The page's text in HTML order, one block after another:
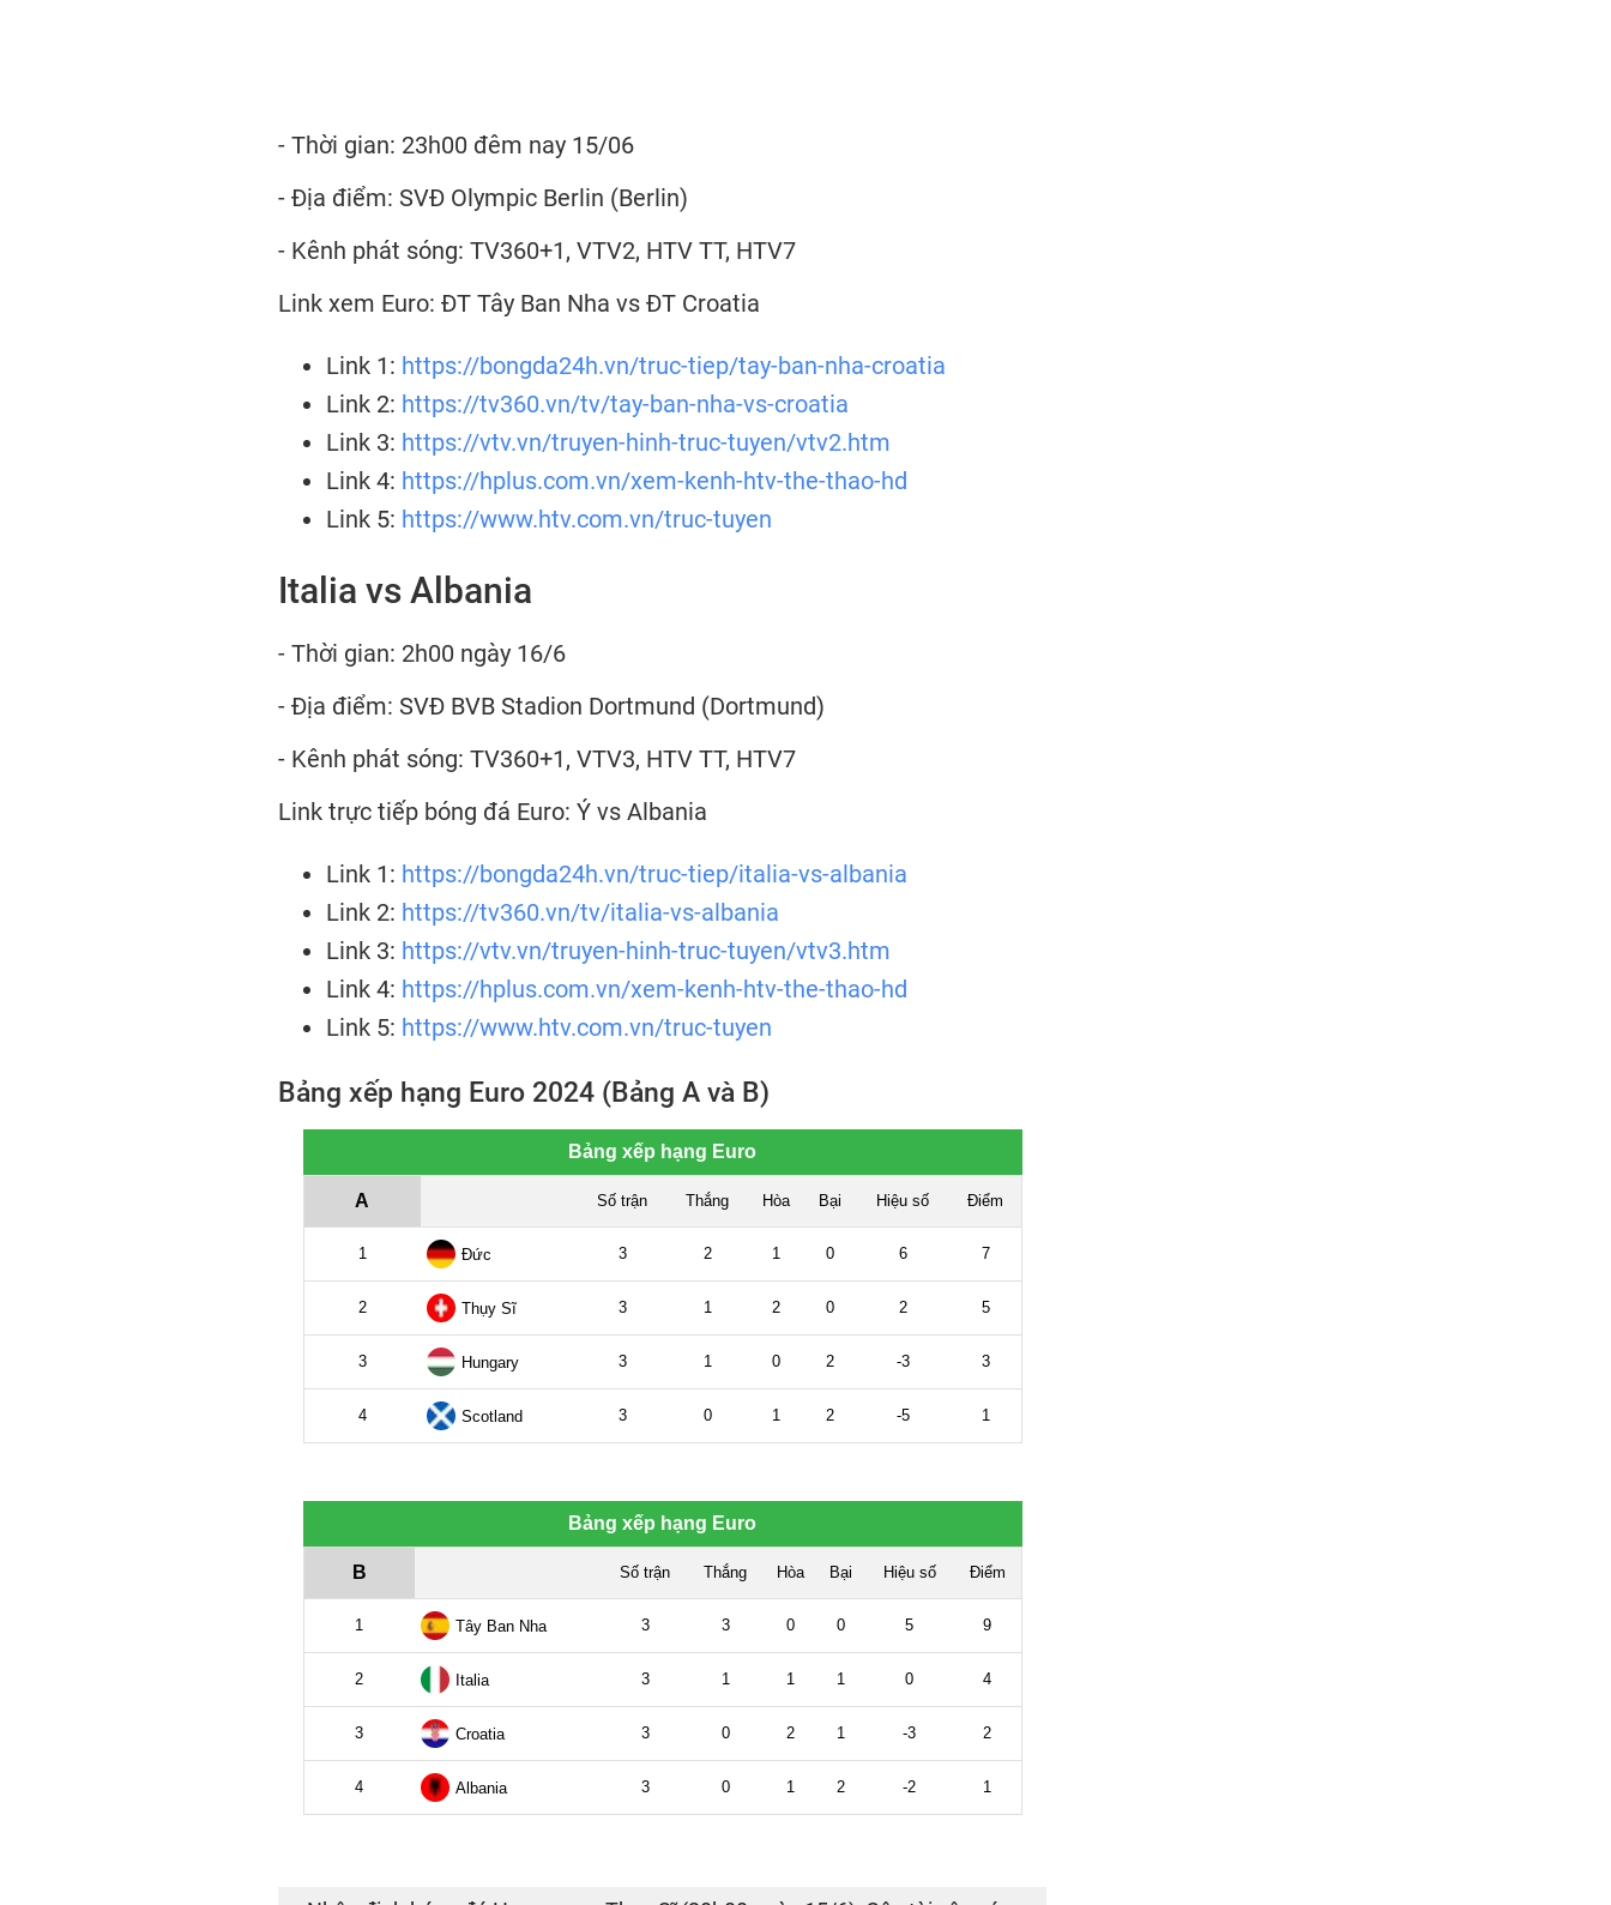
- Thời gian: 23h00 đêm nay 15/06
- Địa điểm: SVĐ Olympic Berlin (Berlin)
- Kênh phát sóng: TV360+1, VTV2, HTV TT, HTV7
Link xem Euro: ĐT Tây Ban Nha vs ĐT Croatia
Link 1: https://bongda24h.vn/truc-tiep/tay-ban-nha-croatia
Link 2: https://tv360.vn/tv/tay-ban-nha-vs-croatia
Link 3: https://vtv.vn/truyen-hinh-truc-tuyen/vtv2.htm
Link 4: https://hplus.com.vn/xem-kenh-htv-the-thao-hd
Link 5: https://www.htv.com.vn/truc-tuyen
Italia vs Albania
- Thời gian: 2h00 ngày 16/6
- Địa điểm: SVĐ BVB Stadion Dortmund (Dortmund)
- Kênh phát sóng: TV360+1, VTV3, HTV TT, HTV7
Link trực tiếp bóng đá Euro: Ý vs Albania
Link 1: https://bongda24h.vn/truc-tiep/italia-vs-albania
Link 2: https://tv360.vn/tv/italia-vs-albania
Link 3: https://vtv.vn/truyen-hinh-truc-tuyen/vtv3.htm
Link 4: https://hplus.com.vn/xem-kenh-htv-the-thao-hd
Link 5: https://www.htv.com.vn/truc-tuyen
Bảng xếp hạng Euro 2024 (Bảng A và B)